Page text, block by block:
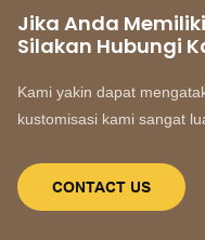
Jika Anda
Silakan Hubungi
Kami yakin dapat
kustomisasi kami sangat
CONTACT US